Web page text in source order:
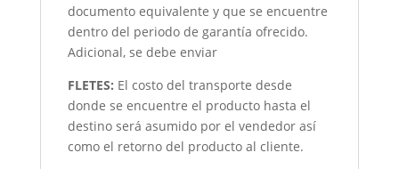
documento equivalente y que se encuentre
dentro del periodo de garantía ofrecido.
Adicional, se debe enviar
FLETES: El costo del transporte desde
donde se encuentre el producto hasta el
destino será asumido por el vendedor así
como el retorno del producto al cliente.